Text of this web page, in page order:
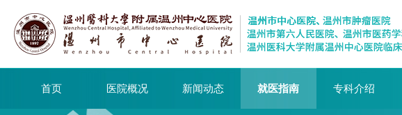
首页 医院概况 新闻动态 就医指南 专科介绍